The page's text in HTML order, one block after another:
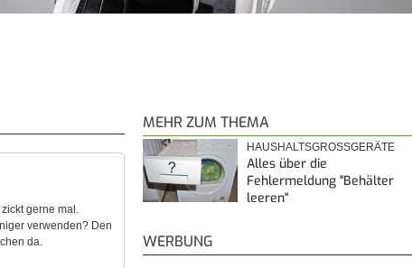
gerne mal.
verwenden? Den
da.
MEHR ZUM THEMA
HAUSHALTSGROSSGERÄTE
Alles über die
Fehlermeldung "Behälter
leeren"
WERBUNG